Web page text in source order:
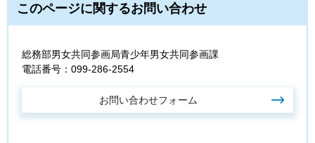
このページに関するお問い合わせ
総務部男女共同参画局青少年男女共同参画課
電話番号：099-286-2554